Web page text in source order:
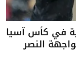
في كأس آسيا
النصر